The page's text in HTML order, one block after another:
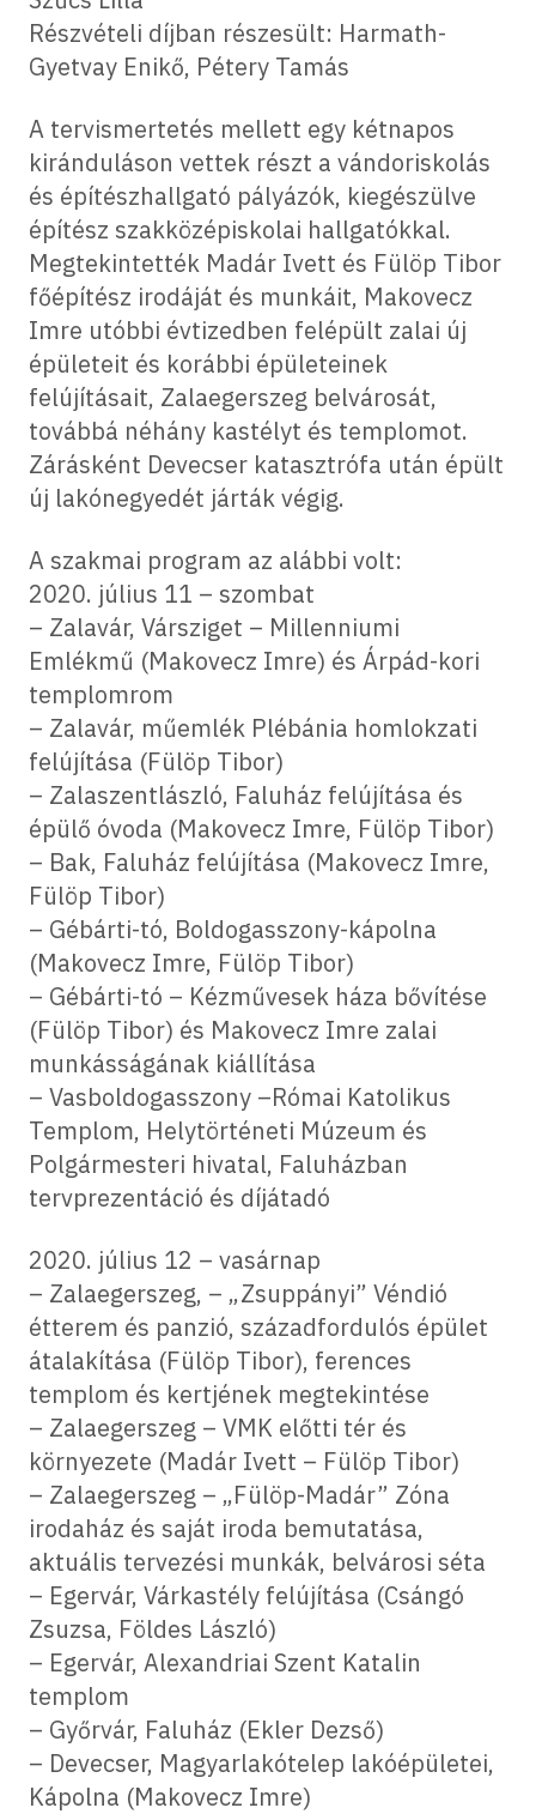
Részvételi díjban részesült: Harmath-
Gyetvay Enikő, Pétery Tamás
A tervismertetés mellett egy kétnapos
kiránduláson vettek részt a vándoriskolás
és építészhallgató pályázók, kiegészülve
építész szakközépiskolai hallgatókkal.
Megtekintették Madár Ivett és Fülöp Tibor
főépítész irodáját és munkáit, Makovecz
Imre utóbbi évtizedben felépült zalai új
épületeit és korábbi épületeinek
felújításait, Zalaegerszeg belvárosát,
továbbá néhány kastélyt és templomot.
Zárásként Devecser katasztrófa után épült
új lakónegyedét járták végig.
A szakmai program az alábbi volt:
2020. július 11 – szombat
– Zalavár, Vársziget – Millenniumi
Emlékmű (Makovecz Imre) és Árpád-kori
templomrom
– Zalavár, műemlék Plébánia homlokzati
felújítása (Fülöp Tibor)
– Zalaszentlászló, Faluház felújítása és
épülő óvoda (Makovecz Imre, Fülöp Tibor)
– Bak, Faluház felújítása (Makovecz Imre,
Fülöp Tibor)
– Gébárti-tó, Boldogasszony-kápolna
(Makovecz Imre, Fülöp Tibor)
– Gébárti-tó – Kézművesek háza bővítése
(Fülöp Tibor) és Makovecz Imre zalai
munkásságának kiállítása
– Vasboldogasszony –Római Katolikus
Templom, Helytörténeti Múzeum és
Polgármesteri hivatal, Faluházban
tervprezentáció és díjátadó
2020. július 12 – vasárnap
– Zalaegerszeg, – „Zsuppányi” Véndió
étterem és panzió, századfordulós épület
átalakítása (Fülöp Tibor), ferences
templom és kertjének megtekintése
– Zalaegerszeg – VMK előtti tér és
környezete (Madár Ivett – Fülöp Tibor)
– Zalaegerszeg – „Fülöp-Madár” Zóna
irodaház és saját iroda bemutatása,
aktuális tervezési munkák, belvárosi séta
– Egervár, Várkastély felújítása (Csángó
Zsuzsa, Földes László)
– Egervár, Alexandriai Szent Katalin
templom
– Győrvár, Faluház (Ekler Dezső)
– Devecser, Magyarlakótelep lakóépületei,
Kápolna (Makovecz Imre)